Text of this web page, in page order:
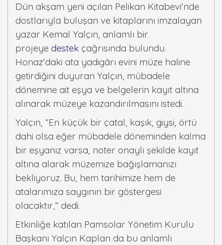
Dün akşam yeni açılan Pelikan Kitabevi'nde
dostlarıyla buluşan ve kitaplarını imzalayan
yazar Kemal Yalçın, anlamlı bir
projeye destek çağrısında bulundu.
Honaz'daki ata yadigârı evini müze haline
getirdiğini duyuran Yalçın, mübadele
dönemine ait eşya ve belgelerin kayıt altına
alınarak müzeye kazandırılmasını istedi.
Yalçın, “En küçük bir çatal, kaşık, giysi, örtü
dahi olsa eğer mübadele döneminden kalma
bir eşyanız varsa, noter onaylı şekilde kayıt
altına alarak müzemize bağışlamanızı
bekliyoruz. Bu, hem tarihimize hem de
atalarımıza saygının bir göstergesi
olacaktır,” dedi.
Etkinliğe katılan Pamsolar Yönetim Kurulu
Başkanı Yalçın Kaplan da bu anlamlı